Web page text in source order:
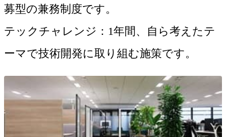
募型の兼務制度です。
テックチャレンジ：1年間、自ら考えたテ
ーマで技術開発に取り組む施策です。